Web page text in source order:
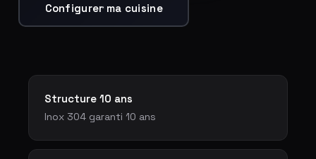
Configurer ma cuisine
Structure 10 ans
Inox 304 garanti 10 ans